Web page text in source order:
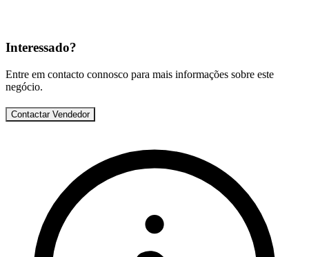
Interessado?
Entre em contacto connosco para mais informações sobre este
negócio.
Contactar Vendedor